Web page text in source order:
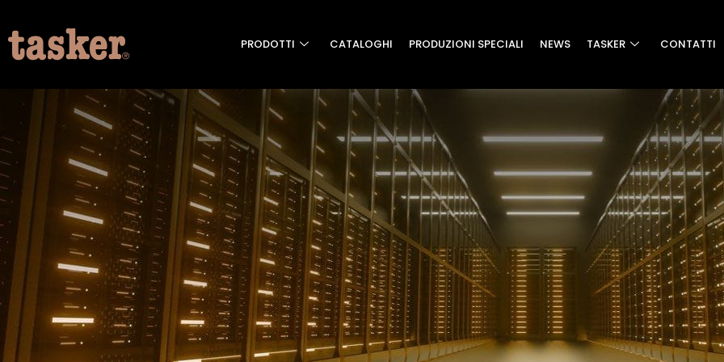
PRODOTTI CATALOGHI PRODUZIONI SPECIALI NEWS TASKER CONTATTI